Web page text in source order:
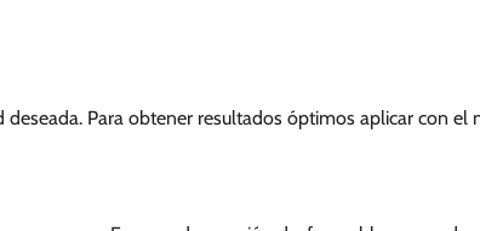
elegir Para obtener resultados óptimos aplicar con